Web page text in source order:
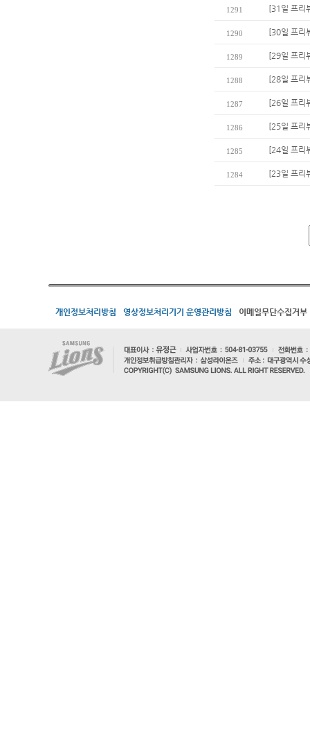
1291 [31일 프리
1290 [30일 프리
1289 [29일 프리
1288 [28일 프리
1287 [26일 프리
1286 [25일 프리
1285 [24일 프리
1284 [23일 프리
개인정보처리방침 영상정보처리기기 운영관리방침 이메일무단수집거부